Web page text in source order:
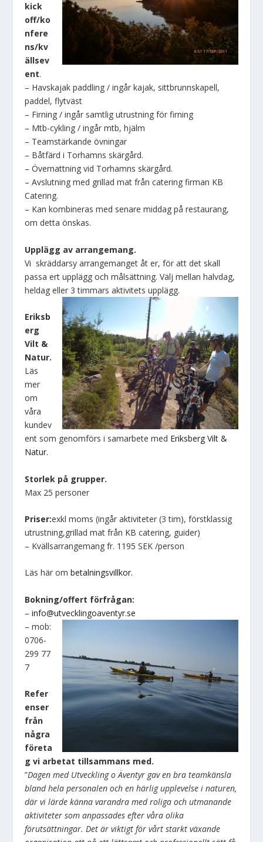
kick
off/ko
nfere
ns/kv
ällsev
ent.
– Havskajak paddling / ingår kajak, sittbrunnskapell,
paddel, flytväst
– Firning / ingår samtlig utrustning för firning
– Mtb-cykling / ingår mtb, hjälm
– Teamstärkande övningar
– Båtfärd i Torhamns skärgård.
– Övernattning vid Torhamns skärgård.
– Avslutning med grillad mat från catering firman KB
Catering.
– Kan kombineras med senare middag på restaurang,
om detta önskas.
Upplägg av arrangemang.
Vi skräddarsy arrangemanget åt er, för att det skall
passa ert upplägg och målsättning. Välj mellan halvdag,
heldag eller 3 timmars aktivitets upplägg.
Eriksb
erg
Vilt &
Natur.
Läs
mer
om
våra
kundev
ent som genomförs i samarbete med Eriksberg Vilt &
Natur.
Storlek på grupper.
Max 25 personer
Priser:exkl moms (ingår aktiviteter (3 tim), förstklassig
utrustning,grillad mat från KB catering, guider)
– Kvällsarrangemang fr. 1195 SEK /person
Läs här ombetalningsvillkor.
Bokning/offert förfrågan:
–info@utvecklingoaventyr.se
– mob:
0706-
299 77
7
Refer
enser
från
några
företa
g vi arbetat tillsammans med.
”Dagen med Utveckling o Äventyr gav en bra teamkänsla
bland hela personalen och en härlig upplevelse i naturen,
där vi lärde känna varandra med roliga och utmanande
aktiviteter som anpassades efter våra olika
förutsättningar. Det är viktigt för vårt starkt växande